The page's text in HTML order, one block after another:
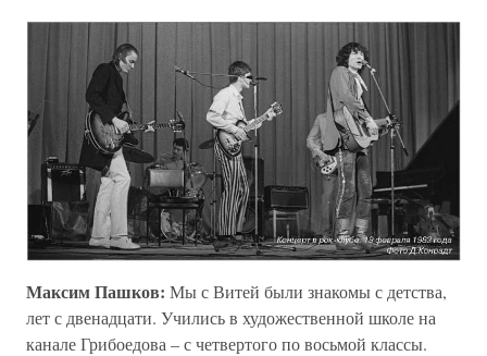
Максим Пашков: Мы с Витей были знакомы с детства,
лет с двенадцати. Учились в художественной школе на
канале Грибоедова – с четвертого по восьмой классы.